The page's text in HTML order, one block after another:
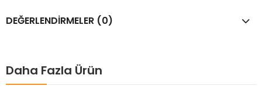
DEĞERLENDIRMELER (0)
Daha Fazla Ürün